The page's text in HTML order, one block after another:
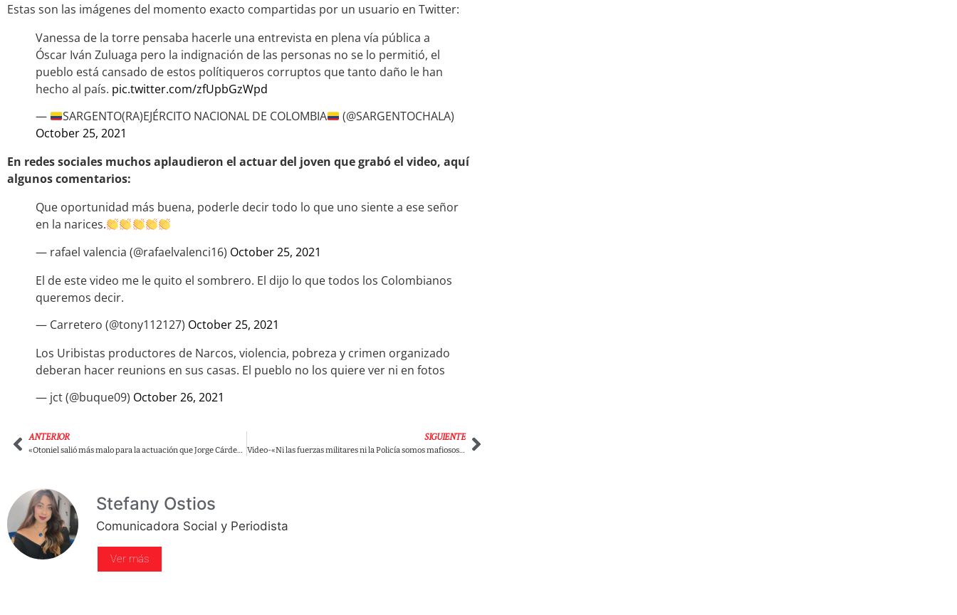
Estas son las imágenes del momento exacto compartidas por un usuario en Twitter:
Vanessa de la torre pensaba hacerle una entrevista en plena vía pública a
Óscar Iván Zuluaga pero la indignación de las personas no se lo permitió, el
pueblo está cansado de estos polítiqueros corruptos que tanto daño le han
hecho al país. pic.twitter.com/zfUpbGzWpd
—
SARGENTO(RA)EJÉRCITO NACIONAL DE COLOMBIA
(@SARGENTOCHALA)
October 25, 2021
En redes sociales muchos aplaudieron el actuar del joven que grabó el video, aquí
algunos comentarios:
Que oportunidad más buena, poderle decir todo lo que uno siente a ese señor
en la narices.
— rafael valencia (@rafaelvalenci16) October 25, 2021
El de este video me le quito el sombrero. El dijo lo que todos los Colombianos
queremos decir.
— Carretero (@tony112127) October 25, 2021
Los Uribistas productores de Narcos, violencia, pobreza y crimen organizado
deberan hacer reunions en sus casas. El pueblo no los quiere ver ni en fotos
— jct (@buque09) October 26, 2021
ANTERIOR
«Otoniel salió más malo para la actuación que Jorge Cárdenas»: Mario de Doctor Krapula.
SIGUIENTE
Video-«Ni las fuerzas militares ni la Policía somos mafiosos»: General Vargas indignado con Julián Román.
Stefany Ostios
Comunicadora Social y Periodista
Ver más